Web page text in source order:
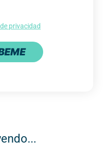
privacidad